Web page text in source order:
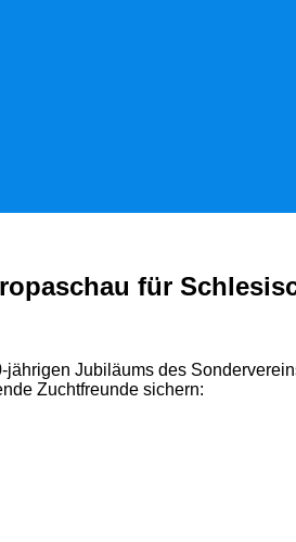
für
Jubiläums des
Zuchtfreunde sichern: